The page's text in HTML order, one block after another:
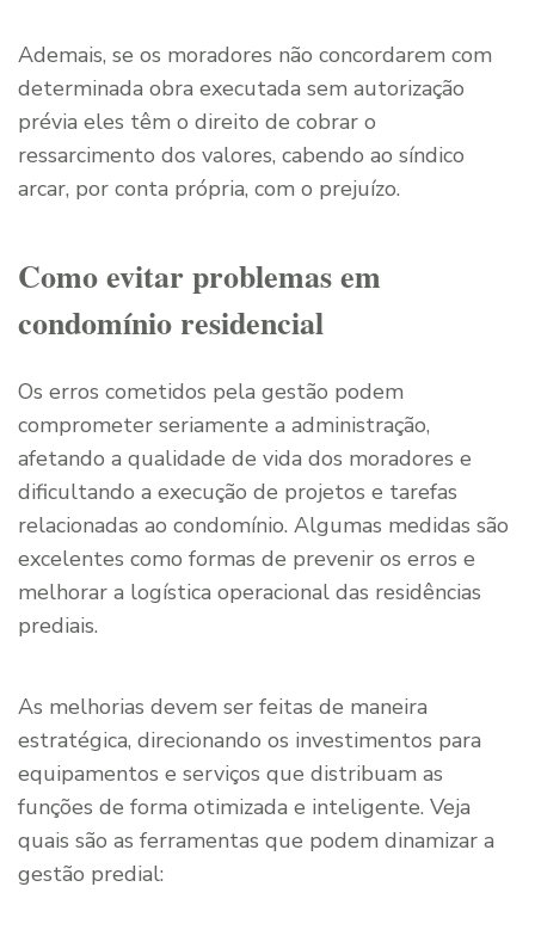
Ademais, se os moradores não concordarem com
determinada obra executada sem autorização
prévia eles têm o direito de cobrar o
ressarcimento dos valores, cabendo ao síndico
arcar, por conta própria, com o prejuízo.
Como evitar problemas em
condomínio residencial
Os erros cometidos pela gestão podem
comprometer seriamente a administração,
afetando a qualidade de vida dos moradores e
dificultando a execução de projetos e tarefas
relacionadas ao condomínio. Algumas medidas são
excelentes como formas de prevenir os erros e
melhorar a logística operacional das residências
prediais.
As melhorias devem ser feitas de maneira
estratégica, direcionando os investimentos para
equipamentos e serviços que distribuam as
funções de forma otimizada e inteligente. Veja
quais são as ferramentas que podem dinamizar a
gestão predial: